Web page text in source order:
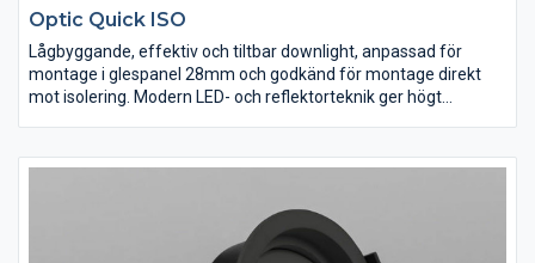
Optic Quick ISO
Lågbyggande, effektiv och tiltbar downlight, anpassad för
montage i glespanel 28mm och godkänd för montage direkt
mot isolering. Modern LED- och reflektorteknik ger högt
komplett med fasdimringsbart drivdon, 3-polig snabbplint för
16mm. Dimbar med de vanligaste dimrarna på marknaden.